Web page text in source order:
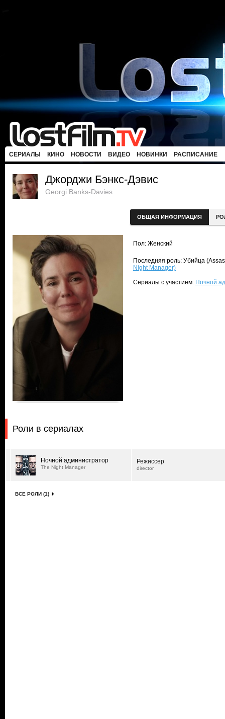
СЕРИАЛЫ КИНО НОВОСТИ ВИДЕО НОВИНКИ РАСПИСАНИЕ
Джорджи Бэнкс-Дэвис
Georgi Banks-Davies
ОБЩАЯ ИНФОРМАЦИЯ
Пол: Женский
Последняя роль: Убийца
Night Manager)
Сериалы с участием: Ночной
Роли в сериалах
Ночной администратор
The Night Manager
Режиссер
director
ВСЕ РОЛИ (1)